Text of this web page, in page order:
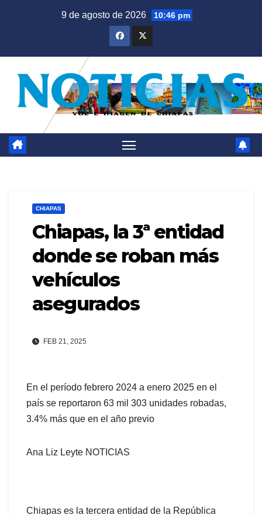
9 de agosto de 2026 10:46 pm
CHIAPAS
Chiapas, la 3ª entidad
donde se roban más
vehículos
asegurados
FEB 21, 2025
En el período febrero 2024 a enero 2025 en el
país se reportaron 63 mil 303 unidades robadas,
3.4% más que en el año previo
Ana Liz Leyte NOTICIAS
Chiapas es la tercera entidad de la República